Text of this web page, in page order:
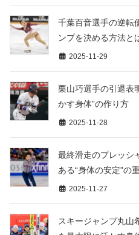
千葉百音選手の逆転
ンプを決める方法と
2025-11-29
栗山巧選手の引退表
かす身体”の作り方
2025-11-28
最終滑走のプレッシ
ある“身体の安定”の
2025-11-27
スキージャンプ丸山